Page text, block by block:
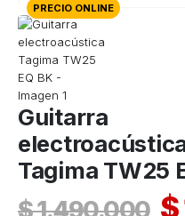
PRECIO ONLINE
Guitarra
Tagima TW25
$